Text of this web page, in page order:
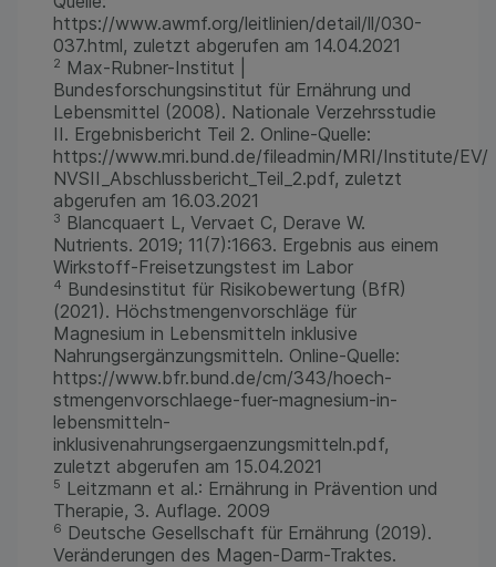
https://www.awmf.org/leitlinien/detail/ll/030-
037.html, zuletzt abgerufen am 14.04.2021
2 Max-Rubner-Institut |
Bundesforschungsinstitut für Ernährung und
Lebensmittel (2008). Nationale Verzehrsstudie
II. Ergebnisbericht Teil 2. Online-Quelle:
https://www.mri.bund.de/fileadmin/MRI/Institute/EV/
NVSII_Abschlussbericht_Teil_2.pdf, zuletzt
abgerufen am 16.03.2021
3 Blancquaert L, Vervaet C, Derave W.
Nutrients. 2019; 11(7):1663. Ergebnis aus einem
Wirkstoff-Freisetzungstest im Labor
4 Bundesinstitut für Risikobewertung (BfR)
(2021). Höchstmengenvorschläge für
Magnesium in Lebensmitteln inklusive
Nahrungsergänzungsmitteln. Online-Quelle:
https://www.bfr.bund.de/cm/343/hoech-
stmengenvorschlaege-fuer-magnesium-in-
lebensmitteln-
inklusivenahrungsergaenzungsmitteln.pdf,
zuletzt abgerufen am 15.04.2021
5 Leitzmann et al.: Ernährung in Prävention und
Therapie, 3. Auflage. 2009
6 Deutsche Gesellschaft für Ernährung (2019).
Veränderungen des Magen-Darm-Traktes.